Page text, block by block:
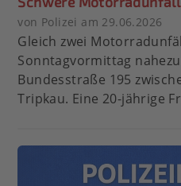
von Polizei am 29.06.2026
Gleich zwei
Sonntagvormittag
Bundesstraße 195
Tripkau. Eine 20-jährige